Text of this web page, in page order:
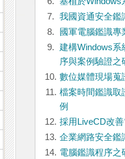
7.
我國資通安全鑑
8.
國軍電腦鑑識專
9.
建構Windows系
序與案例驗證之
10. 數位媒體現場蒐
11. 檔案時間鑑識
例
12. 採用LiveCD改
13. 企業網路安全鑑
14. 電腦鑑識程序之